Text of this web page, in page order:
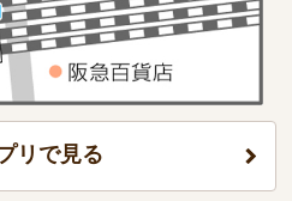
リで見る